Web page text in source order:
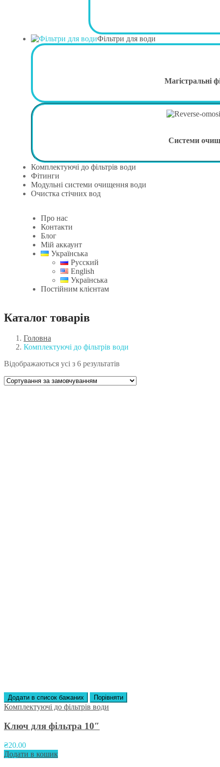
Фільтри для води
Магістральні
Системи
Комплектуючі до фільтрів води
Фітинги
Модульні системи очищення води
Очистка стічних вод
Про нас
Контакти
Блог
Мій аккаунт
Українська
Русский
English
Українська
Постійним клієнтам
Каталог товарів
Головна
Комплектуючі до фільтрів води
Відображаються усі з 6 результатів
Додати в список бажаних Порівняти
Комплектуючі до фільтрів води
Ключ для фільтра 10″
₴20.00
Додати в кошик